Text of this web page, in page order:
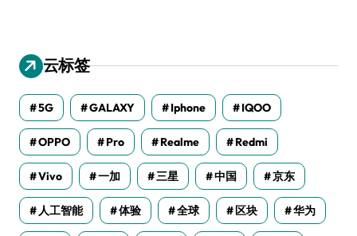
云标签
5G GALAXY Iphone IQOO
OPPO Pro Realme Redmi
Vivo 一加 三星 中国 京东
人工智能 体验 全球 区块 华为